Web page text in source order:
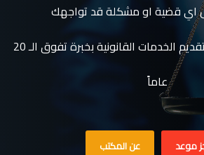
اي قضية او مشكلة قد تواجهك
حيث اننا متميزون فى تقديم الخدمات القانونية بخبرة تفوق الـ 20
عاماً
موعد عن المكتب